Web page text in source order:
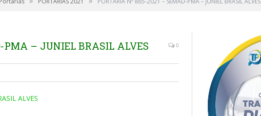
PMA – JUNIEL BRASIL ALVES 0
ALVES